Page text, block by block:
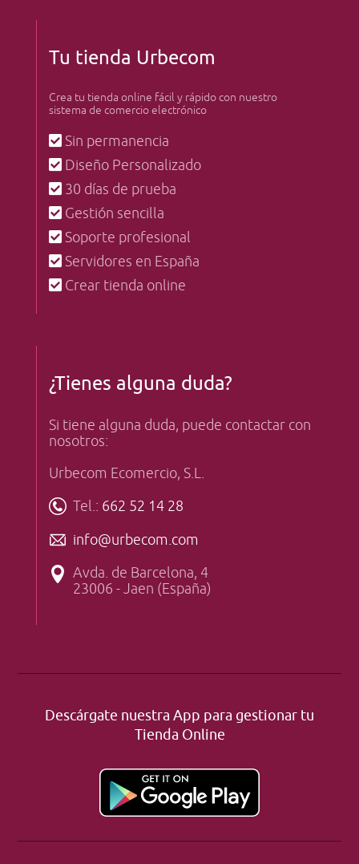
Tu tienda Urbecom
Crea tu tienda online fácil y rápido con nuestro
sistema de comercio electrónico
Sin permanencia
Diseño Personalizado
30 días de prueba
Gestión sencilla
Soporte profesional
Servidores en España
Crear tienda online
¿Tienes alguna duda?
Si tiene alguna duda, puede contactar con
nosotros:
Urbecom Ecomercio, S.L.
Tel.: 662 52 14 28
info@urbecom.com
Avda. de Barcelona, 4
23006 - Jaen (España)
Descárgate nuestra App para gestionar tu
Tienda Online